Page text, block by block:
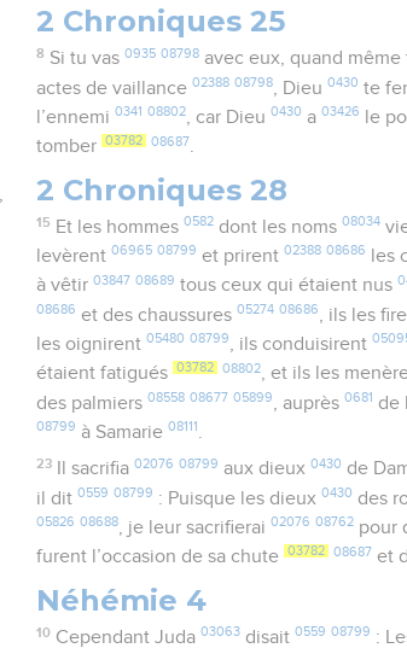
2 Chroniques 25
8 Si tu vas 0935 08798avec eux, quand même
actes de vaillance02388 08798 , Dieu0430 te
l’ennemi0341 08802, car Dieu0430 a03426 le
tomber 03782 08687.
2 Chroniques 28
15 Et les hommes 0582dont les noms 08034
levèrent06965 08799 et prirent02388 08686 les
à vêtir03847 08689 tous ceux qui étaient nus
08686 et des chaussures05274 08686 , ils les
les oignirent05480 08799, ils conduisirent
étaient fatigués 03782 08802, et ils les
des palmiers08558 08677 05899 , auprès0681 de
08799 à Samarie08111 .
23 Il sacrifia 02076 08799 aux dieux 0430 de
il dit0559 08799 : Puisque les dieux0430 des
05826 08688, je leur sacrifierai02076 08762 pour
furent l’occasion de sa chute 03782 08687 et
Néhémie 4
10 Cependant Juda 03063disait 0559 08799 :